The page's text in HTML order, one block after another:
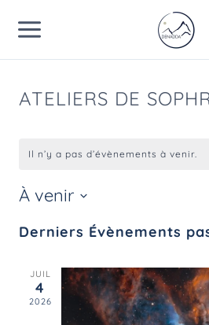
ATELIERS DE
Il n’y a pas d’évènements à venir.
À venir
une
Derniers Évènements
JUIL
4
2026